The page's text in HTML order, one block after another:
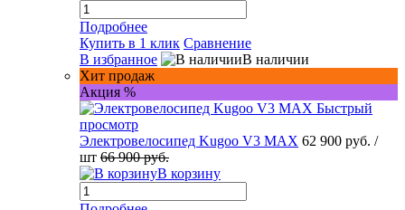
Подробнее
Купить в 1 клик Сравнение
В избранное
В наличии
Хит продаж
Акция %
Быстрый
просмотр
Электровелосипед Kugoo V3 MAX 62 900 руб. /
шт 66 900 руб.
В корзину